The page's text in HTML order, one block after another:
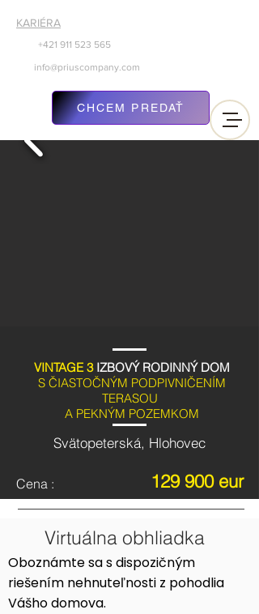
KARIÉRA
+421 911 523 565
info@priuscompany.com
CHCEM PREDAŤ
VINTAGE 3IZBOVÝ RODINNÝ DOM
S ČIASTOČNÝM PODPIVNIČENÍM
TERASOU
A PEKNÝM POZEMKOM
Svätopeterská, Hlohovec
Cena : 129 900 eur
Virtuálna obhliadka
Oboznámte sa s dispozičným
riešením nehnuteľnosti z pohodlia
Vášho domova.